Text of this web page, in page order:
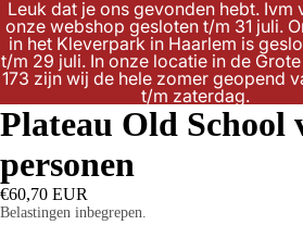
Leuk dat je ons gevonden hebt. Ivm
onze webshop gesloten t/m 31 juli.
in het Kleverpark in Haarlem is
t/m 29 juli. In onze locatie in de
173 zijn wij de hele zomer geopend
t/m zaterdag.
Plateau Old School
personen
€60,70 EUR
Belastingen inbegrepen.